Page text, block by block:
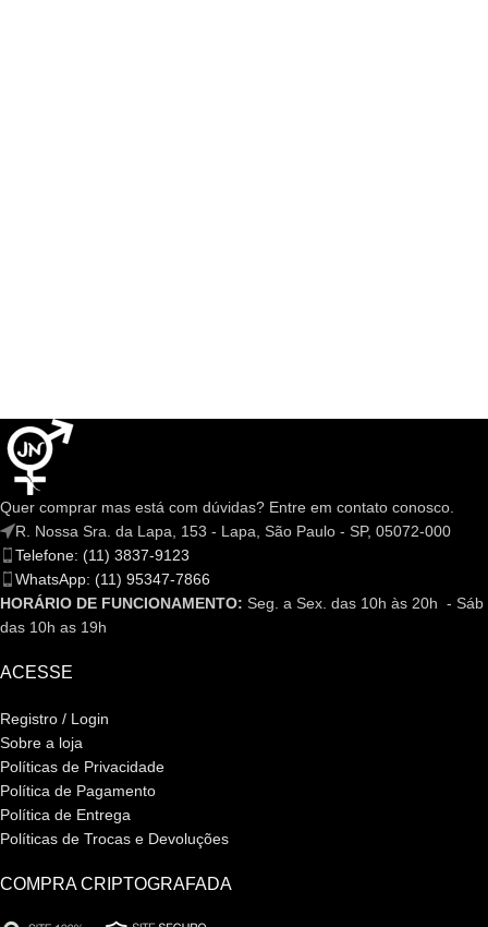
Quer comprar mas está com dúvidas? Entre em contato conosco.
R. Nossa Sra. da Lapa, 153 - Lapa, São Paulo - SP, 05072-000
Telefone: (11) 3837-9123
WhatsApp: (11) 95347-7866
HORÁRIO DE FUNCIONAMENTO: Seg. a Sex. das 10h às 20h - Sáb
das 10h as 19h
ACESSE
Registro / Login
Sobre a loja
Políticas de Privacidade
Política de Pagamento
Política de Entrega
Políticas de Trocas e Devoluções
COMPRA CRIPTOGRAFADA